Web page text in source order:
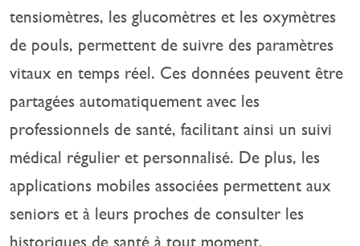
tensiomètres, les glucomètres et les oxymètres
de pouls, permettent de suivre des paramètres
vitaux en temps réel. Ces données peuvent être
partagées automatiquement avec les
professionnels de santé, facilitant ainsi un suivi
médical régulier et personnalisé. De plus, les
applications mobiles associées permettent aux
seniors et à leurs proches de consulter les